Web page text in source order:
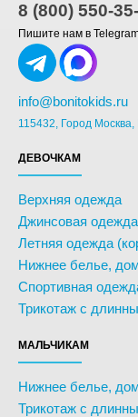
8 (800) 550-
Пишите нам в
info@bonitokids.ru
115432, Город
ДЕВОЧКАМ
Верхняя одежда
Джинсовая одежда
Летняя одежда
Нижнее белье,
Спортивная
Трикотаж с
МАЛЬЧИКАМ
Нижнее белье,
Трикотаж с